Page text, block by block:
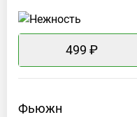
499 ₽
Фьюжн